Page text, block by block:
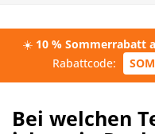
☀️ 10 % Sommerrabatt
Rabattcode:
Bei welchen